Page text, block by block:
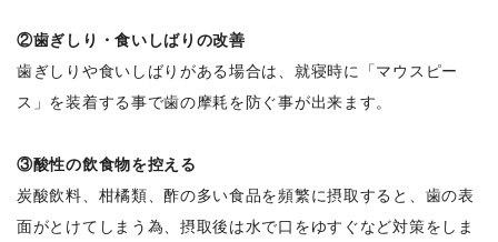
②歯ぎしり・食いしばりの改善
歯ぎしりや食いしばりがある場合は、就寝時に「マウスピー
ス」を装着する事で歯の摩耗を防ぐ事が出来ます。
③酸性の飲食物を控える
炭酸飲料、柑橘類、酢の多い食品を頻繁に摂取すると、歯の表
面がとけてしまう為、摂取後は水で口をゆすぐなど対策をしま